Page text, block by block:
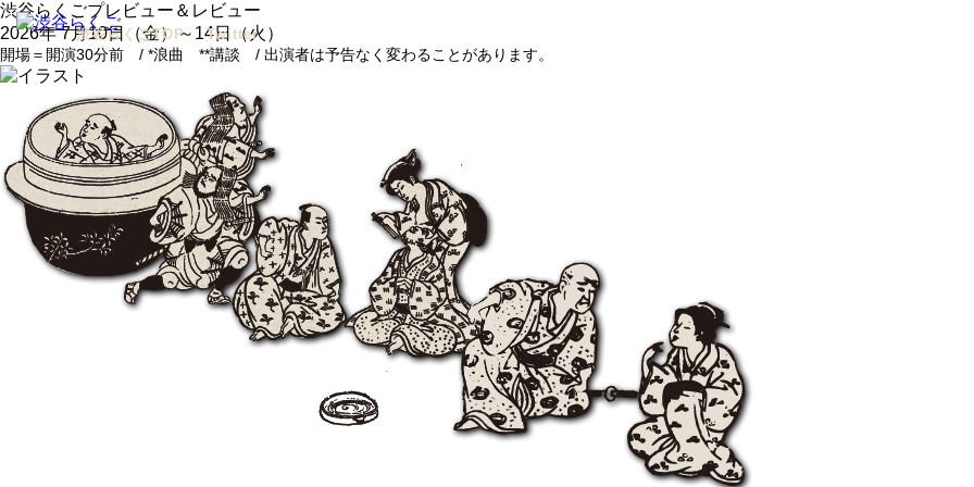
渋谷らくごTOP Twitter
渋谷らくごプレビュー＆レビュー
2026年 7月10日（金）～14日（火）
開場＝開演30分前 / *浪曲 **講談 / 出演者は予告なく変わることがあります。